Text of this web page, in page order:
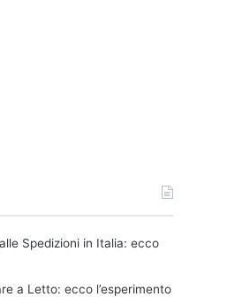
Spedizioni in Italia: ecco
a Letto: ecco l’esperimento